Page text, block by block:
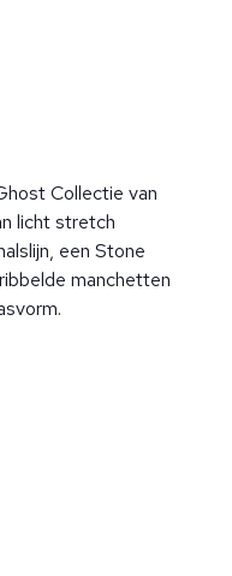
Collectie van
licht stretch
een Stone
manchetten